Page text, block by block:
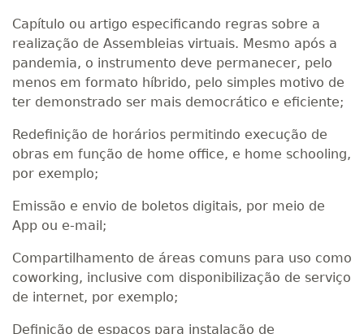
Capítulo ou artigo especificando regras sobre a
realização de Assembleias virtuais. Mesmo após a
pandemia, o instrumento deve permanecer, pelo
menos em formato híbrido, pelo simples motivo de
ter demonstrado ser mais democrático e eficiente;
Redefinição de horários permitindo execução de
obras em função de home office, e home schooling,
por exemplo;
Emissão e envio de boletos digitais, por meio de
App ou e-mail;
Compartilhamento de áreas comuns para uso como
coworking, inclusive com disponibilização de serviço
de internet, por exemplo;
Definição de espaços para instalação de